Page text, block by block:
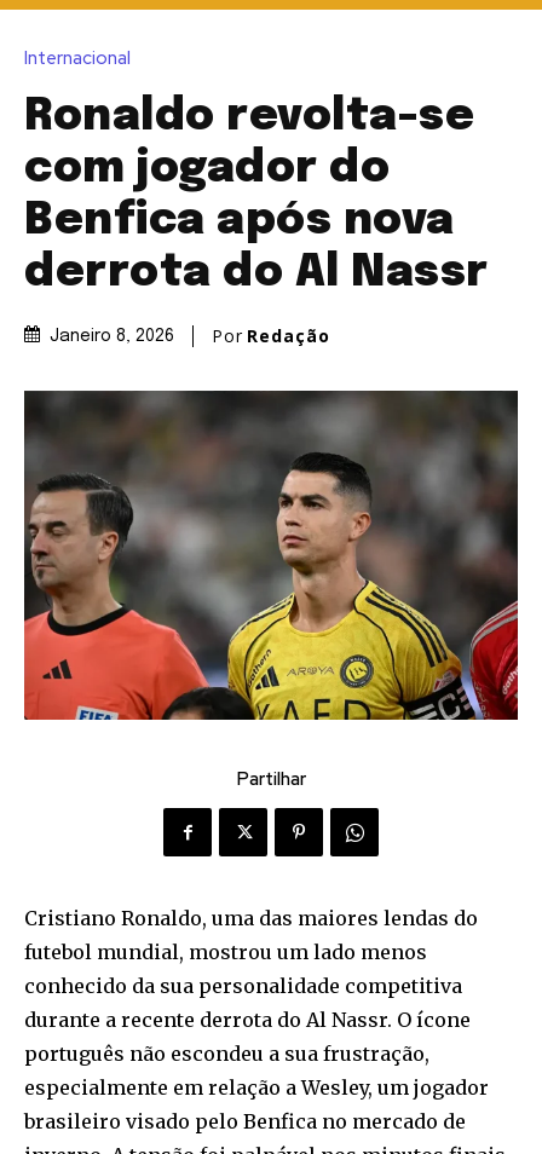
Internacional
Ronaldo revolta-se
com jogador do
Benfica após nova
derrota do Al Nassr
Janeiro 8, 2026 Por Redação
Partilhar
Cristiano Ronaldo, uma das maiores lendas do
futebol mundial, mostrou um lado menos
conhecido da sua personalidade competitiva
durante a recente derrota do Al Nassr. O ícone
português não escondeu a sua frustração,
especialmente em relação a Wesley, um jogador
brasileiro visado pelo Benfica no mercado de